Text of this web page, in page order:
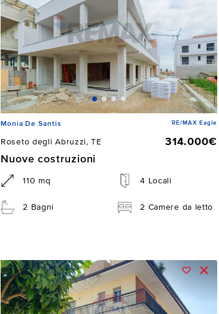
Monia De Santis RE/MAX Eagle
Roseto degli Abruzzi, TE
314.000€
Nuove costruzioni
110 mq 4 Locali
2 Bagni 2 Camere da letto